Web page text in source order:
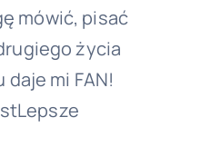
mówić, pisać
życia
mi FAN!